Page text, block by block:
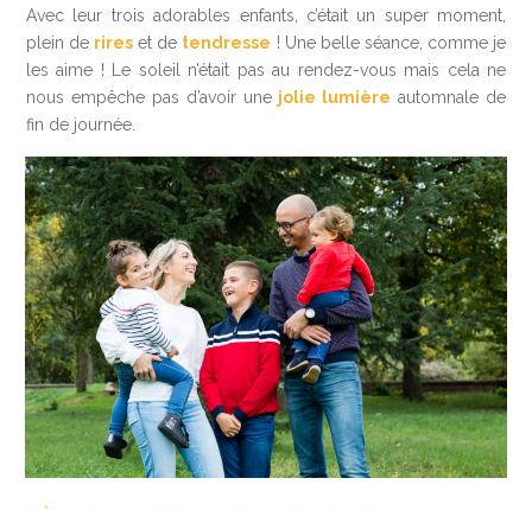
Avec leur trois adorables enfants, c’était un super moment,
plein de rires et de tendresse ! Une belle séance, comme je
les aime ! Le soleil n’était pas au rendez-vous mais cela ne
nous empêche pas d’avoir une jolie lumière automnale de
fin de journée.